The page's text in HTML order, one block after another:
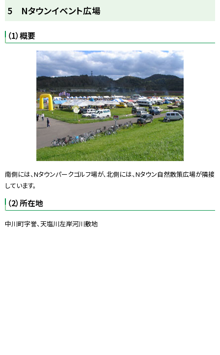
ッ
に
5 Nタウンイベント広場
（1）概要
南側には、Nタウンパークゴルフ場が、北側には、Nタウン自然散策広場が隣接
しています。
（2）所在地
中川町字誉、天塩川左岸河川敷地